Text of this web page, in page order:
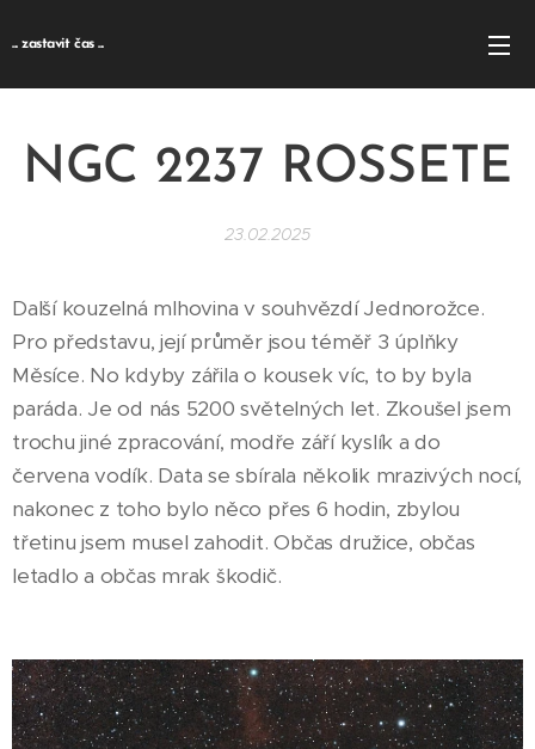
... zastavit čas ...
NGC 2237 ROSSETE
23.02.2025
Další kouzelná mlhovina v souhvězdí Jednorožce.
Pro představu, její průměr jsou téměř 3 úplňky
Měsíce. No kdyby zářila o kousek víc, to by byla
paráda. Je od nás 5200 světelných let. Zkoušel jsem
trochu jiné zpracování, modře září kyslík a do
červena vodík. Data se sbírala několik mrazivých nocí,
nakonec z toho bylo něco přes 6 hodin, zbylou
třetinu jsem musel zahodit. Občas družice, občas
letadlo a občas mrak škodič.